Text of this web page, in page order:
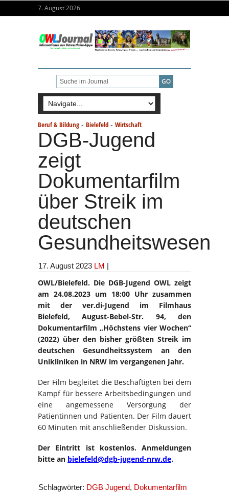
7. August 2026
Beruf & Bildung - Bielefeld - Wirtschaft
DGB-Jugend
zeigt
Dokumentarfilm
über Streik im
deutschen
Gesundheitswesen
17. August 2023 LM |
OWL/Bielefeld. Die DGB-Jugend OWL zeigt
am 24.08.2023 um 18:00 Uhr zusammen
mit der ver.di-Jugend im Filmhaus
Bielefeld, August-Bebel-Str. 94, den
Dokumentarfilm „Höchstens vier Wochen“
(2022) über den bisher größten Streik im
deutschen Gesundheitssystem an den
Unikliniken in NRW im vergangenen Jahr.
Der Film begleitet die Beschäftigten bei dem
Kampf für bessere Arbeitsbedingungen und
eine angemessene Versorgung der
Patientinnen und Patienten. Der Film dauert
60 Minuten mit anschließender Diskussion.
Der Eintritt ist kostenlos. Anmeldungen
bitte an bielefeld@dgb-jugend-nrw.de.
Schlagwörter: DGB Jugend, Dokumentarfilm